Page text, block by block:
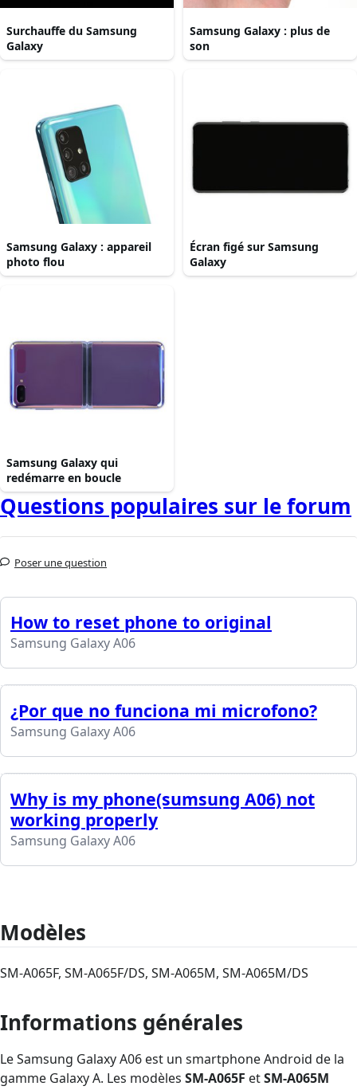
Surchauffe du Samsung
Galaxy
Samsung Galaxy : plus de
son
Samsung Galaxy : appareil
photo flou
Écran figé sur Samsung
Galaxy
Samsung Galaxy qui
redémarre en boucle
Questions populaires sur le forum
Poser une question
How to reset phone to original
Samsung Galaxy A06
¿Por que no funciona mi microfono?
Samsung Galaxy A06
Why is my phone(sumsung A06) not
working properly
Samsung Galaxy A06
Modèles
SM-A065F, SM-A065F/DS, SM-A065M, SM-A065M/DS
Informations générales
Le Samsung Galaxy A06 est un smartphone Android de la
gamme Galaxy A. Les modèles SM-A065F etSM-A065M